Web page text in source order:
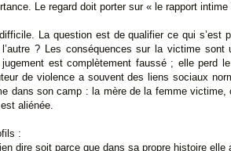
Le regard doit porter sur « le rapport intime
La question est de qualifier ce qui s’est
? Les conséquences sur la victime
est complètement faussé ; elle perd
de violence a souvent des liens sociaux
dans son camp : la mère de la femme victime,
aliénée.
:
dire soit parce que dans sa propre histoire